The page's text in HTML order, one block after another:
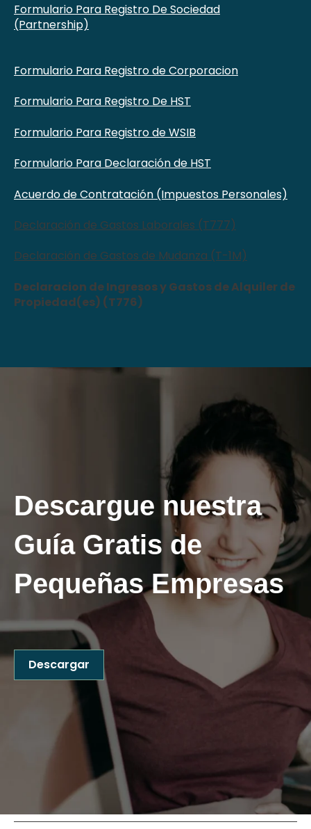
Formulario Para Registro De Sociedad
(Partnership)
Formulario Para Registro de Corporacion
Formulario Para Registro De HST
Formulario Para Registro de WSIB
Formulario Para Declaración de HST
Acuerdo de Contratación (Impuestos Personales)
Declaración de Gastos Laborales (T777)
Declaración de Gastos de Mudanza (T-1M)
Declaracion de Ingresos y Gastos de Alquiler de
Propiedad(es) (T776)
Descargue nuestra
Guía Gratis de
Pequeñas Empresas
Descargar